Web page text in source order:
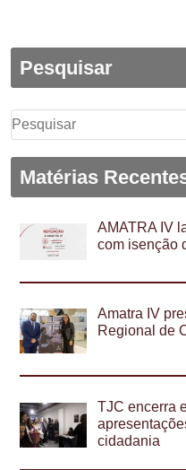
Pesquisar
Pesquisar
por:
Matérias
AMATRA IV
com isenção
Amatra IV
Regional de
TJC encerra
cidadania